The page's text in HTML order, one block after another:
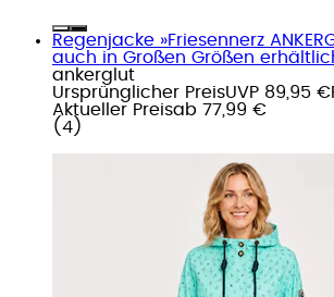
Regenjacke »Friesennerz
auch in Großen Größen
ankerglut
Ursprünglicher PreisUVP 89,95 €
Aktueller Preisab 77,99 €
( 4 )